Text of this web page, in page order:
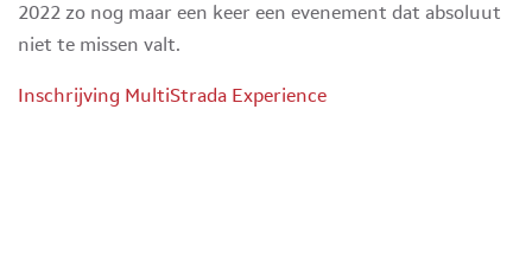
2022 zo nog maar een keer een evenement dat absoluut
niet te missen valt.
Inschrijving MultiStrada Experience